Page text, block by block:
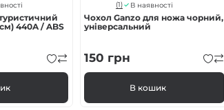
440A / ABS
(1) В наявності
Чохол Ganzo для ножа чорний,
універсальний
150 грн
В кошик